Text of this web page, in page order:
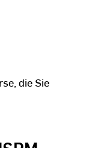
die Sie